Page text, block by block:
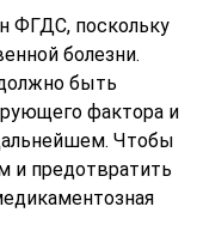
ФГДС, поскольку
болезни.
быть
фактора и
Чтобы
и предотвратить